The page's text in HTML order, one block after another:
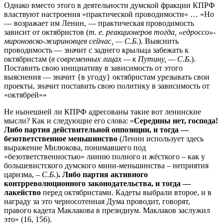
Однако вместо этого в деятельности думской фракции КПРФ
властвуют настроения «практической проводимости» … «Но
— возражает им Ленин, — практическая проводимость
зависит от октябристов (т. е. реакционеров тогда, «едроссо»-
мироновско-жириновцев сейчас, — С.Б.). Выяснить
проводимость — значит с заднего крыльца забежать к
октябристам (в современных лицах — к Путину, — С.Б.).
Поставить свою инициативу в зависимость от этого
выяснения — значит {в угоду} октябристам урезывать свои
проекты, значит поставить свою политику в зависимость от
«октябрей»»
Не нынешней ли КПРФ адресованы такие вот ленинские
мысли? Как и следующие его слова: «Середины нет, господа!
Либо партия действительной оппозиции, и тогда —
безответственное меньшинство (Ленин использует здесь
выражение Милюкова, понимавшего под
«безответственностью» линию полного и жёсткого – как у
большевистского думского мини-меньшинства – неприятия
царизма, – С.Б.). Либо партия активного
контрреволюционного законодательства, и тогда —
лакейство перед октябристами. Кадеты выбрали второе, и в
награду за это черносотенная Дума проводит, говорят,
правого кадета Маклакова в президиум. Маклаков заслужил
это» (16, 156).